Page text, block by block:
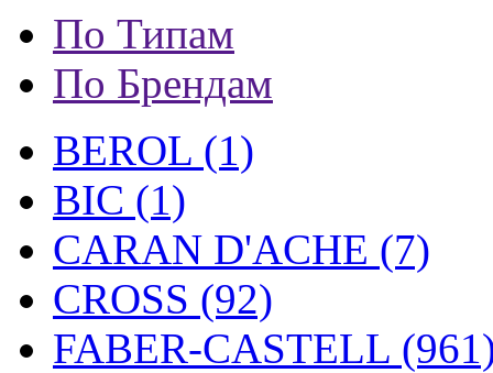
По Типам
По Брендам
BEROL (1)
BIC (1)
CARAN D'ACHE (7)
CROSS (92)
FABER-CASTELL